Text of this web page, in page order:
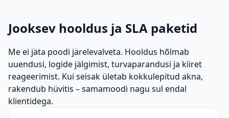
Jooksev hooldus ja SLA paketid
Me ei jäta poodi järelevalveta. Hooldus hõlmab
uuendusi, logide jälgimist, turvaparandusi ja kiiret
reageerimist. Kui seisak ületab kokkulepitud akna,
rakendub hüvitis – samamoodi nagu sul endal
klientidega.